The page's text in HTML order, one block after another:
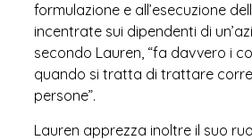
formulazione e all’esecuzione
incentrate sui dipendenti di
secondo Lauren, “fa davvero i
quando si tratta di trattare
persone”.
Lauren apprezza inoltre il suo